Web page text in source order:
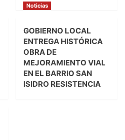
Noticias
GOBIERNO LOCAL
ENTREGA HISTÓRICA
OBRA DE
MEJORAMIENTO VIAL
EN EL BARRIO SAN
ISIDRO RESISTENCIA